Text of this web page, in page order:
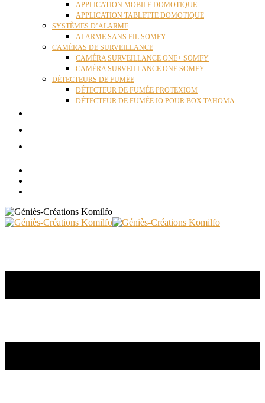
APPLICATION MOBILE DOMOTIQUE
APPLICATION TABLETTE DOMOTIQUE
SYSTÈMES D’ALARME
ALARME SANS FIL SOMFY
CAMÉRAS DE SURVEILLANCE
CAMÉRA SURVEILLANCE ONE+ SOMFY
CAMÉRA SURVEILLANCE ONE SOMFY
DÉTECTEURS DE FUMÉE
DÉTECTEUR DE FUMÉE PROTEXIOM
DÉTECTEUR DE FUMÉE IO POUR BOX TAHOMA